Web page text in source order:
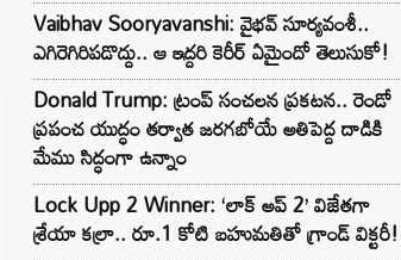
Vaibhav Sooryavanshi: వైభవ్ సూర్యవంశీ..
ఎగిరెగిరిపడొద్దు.. ఆ ఇద్దరి కెరీర్ ఏమైందో తెలుసుకో!
Donald Trump: ట్రంప్ సంచలన ప్రకటన.. రెండో
ప్రపంచ యుద్ధం తర్వాత జరగబోయే అతిపెద్ద దాడికి
మేము సిద్ధంగా ఉన్నాం
Lock Upp 2 Winner: ‘లాక్ అప్ 2’ విజేతగా
శ్రేయా కల్రా.. రూ.1 కోటి బహుమతితో గ్రాండ్ విక్టరీ!